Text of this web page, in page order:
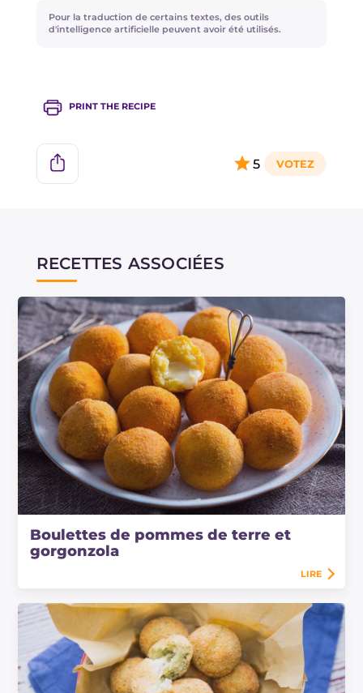
Pour la traduction de certains textes, des outils
d'intelligence artificielle peuvent avoir été utilisés.
PRINT THE RECIPE
5
RECETTES ASSOCIÉES
Boulettes de pommes de terre et
gorgonzola
LIRE